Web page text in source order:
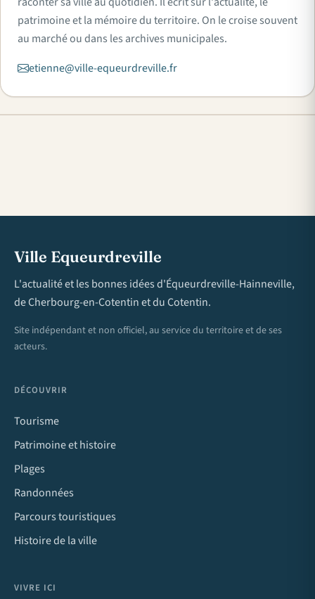
patrimoine et la mémoire du territoire. On le croise souvent
au marché ou dans les archives municipales.
etienne@ville-equeurdreville.fr
Ville Equeurdreville
L'actualité et les bonnes idées d'Équeurdreville-Hainneville,
de Cherbourg-en-Cotentin et du Cotentin.
Site indépendant et non officiel, au service du territoire et de ses
acteurs.
DÉCOUVRIR
Tourisme
Patrimoine et histoire
Plages
Randonnées
Parcours touristiques
Histoire de la ville
VIVRE ICI